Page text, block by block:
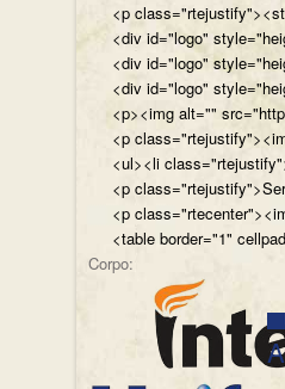
<p
<div id="logo"
<div id="logo"
<div id="logo"
<p><img alt=""
<p
<ul><li
<p
<p
<table border="1"
Corpo: